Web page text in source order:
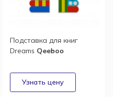
Подставка для книг
Dreams Qeeboo